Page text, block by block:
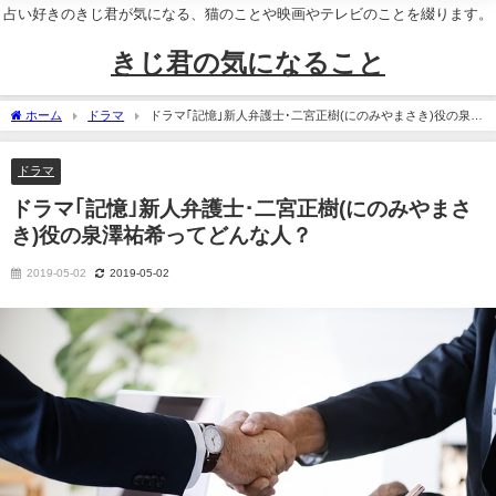
占い好きのきじ君が気になる、猫のことや映画やテレビのことを綴ります。
きじ君の気になること
ホーム ドラマ
ドラマ｢記憶｣新人弁護士･二宮正樹(にのみやまさき)役の泉澤
祐希ってどんな人？
ドラマ
ドラマ｢記憶｣新人弁護士･二宮正樹(にのみやまさ
き)役の泉澤祐希ってどんな人？
2019-05-02 2019-05-02